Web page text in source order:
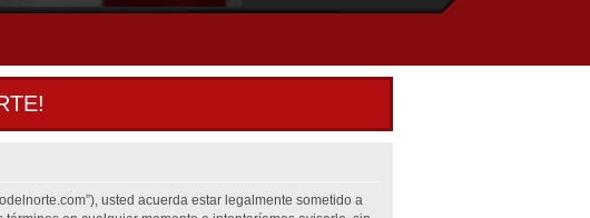
usted acuerda estar legalmente sometido a